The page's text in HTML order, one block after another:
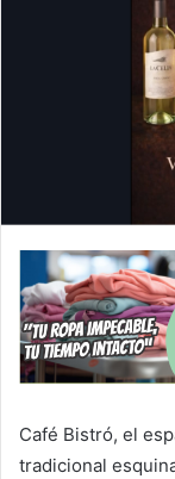
Café Bistró, el
tradicional